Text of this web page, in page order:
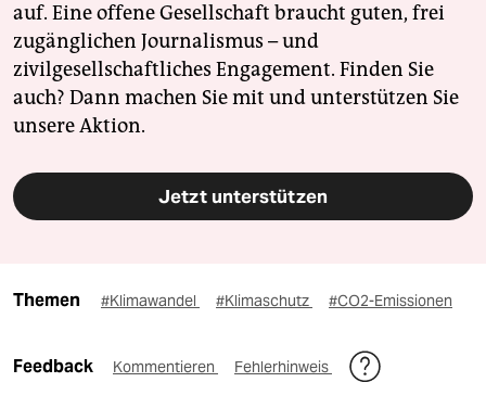
auf. Eine offene Gesellschaft braucht guten, frei
zugänglichen Journalismus – und
zivilgesellschaftliches Engagement. Finden Sie
auch? Dann machen Sie mit und unterstützen Sie
unsere Aktion.
Jetzt unterstützen
Themen #Klimawandel #Klimaschutz #CO2-Emissionen
Feedback Kommentieren Fehlerhinweis